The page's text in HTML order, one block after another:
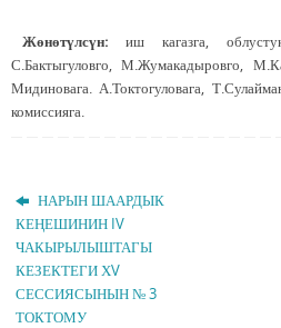
Жөнөтүлсүн: иш кагазга,
С.Бактыгуловго, М.Жумакадыровго,
Мидиновага. А.Токтогуловага,
комиссияга.
НАРЫН ШААРДЫК
КЕҢЕШИНИН IV
ЧАКЫРЫЛЫШТАГЫ
КЕЗЕКТЕГИ ХV
СЕССИЯСЫНЫН № 3
ТОКТОМУ